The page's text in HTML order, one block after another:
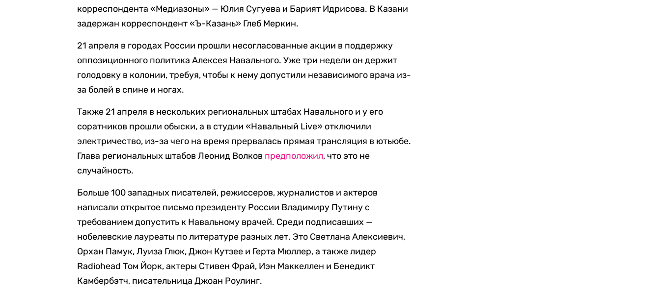
корреспондента «Медиазоны» — Юлия Сугуева и Барият Идрисова. В Казани
задержан корреспондент «Ъ-Казань» Глеб Меркин.
21 апреля в городах России прошли несогласованные акции в поддержку
оппозиционного политика Алексея Навального. Уже три недели он держит
голодовку в колонии, требуя, чтобы к нему допустили независимого врача из-
за болей в спине и ногах.
Также 21 апреля в нескольких региональных штабах Навального и у его
соратников прошли обыски, а в студии «Навальный Live» отключили
электричество, из-за чего на время прервалась прямая трансляция в ютьюбе.
Глава региональных штабов Леонид Волков предположил, что это не
случайность.
Больше 100 западных писателей, режиссеров, журналистов и актеров
написали открытое письмо президенту России Владимиру Путину с
требованием допустить к Навальному врачей. Среди подписавших —
нобелевские лауреаты по литературе разных лет. Это Светлана Алексиевич,
Орхан Памук, Луиза Глюк, Джон Кутзее и Герта Мюллер, а также лидер
Radiohead Том Йорк, актеры Стивен Фрай, Иэн Маккеллен и Бенедикт
Камбербэтч, писательница Джоан Роулинг.